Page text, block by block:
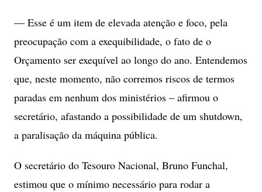
— Esse é um item de elevada atenção e foco, pela
preocupação com a exequibilidade, o fato de o
Orçamento ser exequível ao longo do ano. Entendemos
que, neste momento, não corremos riscos de termos
paradas em nenhum dos ministérios – afirmou o
secretário, afastando a possibilidade de um shutdown,
a paralisação da máquina pública.
O secretário do Tesouro Nacional, Bruno Funchal,
estimou que o mínimo necessário para rodar a